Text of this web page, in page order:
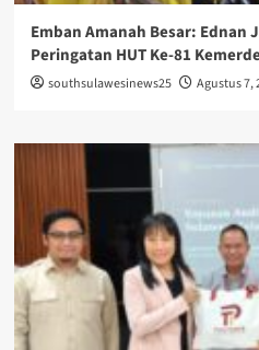
Emban Amanah Besar: Ednan
Peringatan HUT Ke-81
southsulawesinews25 Agustus 7,